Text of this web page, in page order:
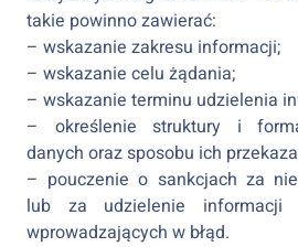
takie powinno zawierać:
– wskazanie zakresu informacji;
– wskazanie celu żądania;
– wskazanie terminu udzielenia
– określenie struktury i
danych oraz sposobu ich
– pouczenie o sankcjach za
lub za udzielenie informacji
wprowadzających w błąd.